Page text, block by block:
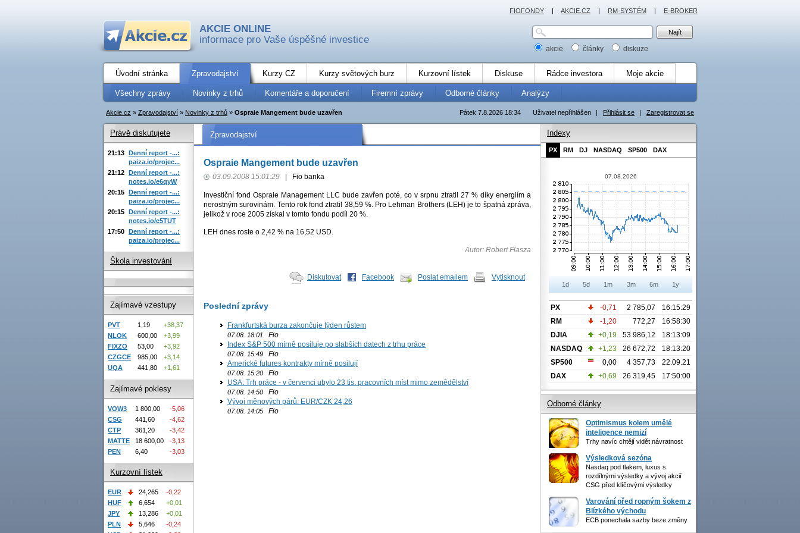
AKCIE ONLINE
informace pro Vaše úspěšné investice
akcie články diskuze
Úvodní stránka Zpravodajství Kurzy CZ Kurzy světových burz Kurzovní lístek Diskuse Rádce investora Moje akcie
Všechny zprávy Novinky z trhů Komentáře a doporučení Firemní zprávy Odborné články Analýzy
Uživatel nepřihlášen | Přihlásit se | Zaregistrovat se
Pátek 7.8.2026 18:34
Akcie.cz » Zpravodajství » Novinky z trhů » Ospraie Mangement bude uzavřen
Zpravodajství
Ospraie Mangement bude uzavřen
03.09.2008 15:01:29 Fio banka
Investiční fond Ospraie Management LLC bude zavřen poté, co v srpnu ztratil 27 % díky energiím a
nerostným surovinám. Tento rok fond ztratil 38,59 %. Pro Lehman Brothers (LEH) je to špatná zpráva,
jelikož v roce 2005 získal v tomto fondu podíl 20 %.
LEH dnes roste o 2,42 % na 16,52 USD.
Autor: Robert Flasza
Diskutovat Facebook Poslat emailem Vytisknout
Poslední zprávy
Frankfurtská burza zakončuje týden růstem
07.08. 18:01
Fio
Index S&P 500 mírně posiluje po slabších datech z trhu práce
07.08. 15:49 Fio
Americké futures kontrakty mírně posilují
07.08. 15:20 Fio
USA: Trh práce - v červenci ubylo 23 tis. pracovních míst mimo zemědělství
07.08. 14:50 Fio
Vývoj měnových párů: EUR/CZK 24,26
07.08. 14:05 Fio
Právě diskutujete
21:13 Denní report -...:
paiza.io/projec...
21:12 Denní report -...:
notes.io/e6qyW
20:15 Denní report -...:
paiza.io/projec...
20:15 Denní report -...:
notes.io/e5TUT
17:50 Denní report -...:
paiza.io/projec...
Škola investování
Zajímavé vzestupy
PVT 1,19
+38,37
NLOK
600,00
+3,99
FIXZO
53,00
+3,92
CZGCE
985,00
+3,14
UQA
441,80 +1,61
Zajímavé poklesy
VOW3 1 800,00
-5,06
CSG
441,60
-4,62
CTP
361,20
-3,42
MATTE
18 600,00
-3,13
PEN
6,40 -3,03
Kurzovní lístek
EUR 24,265
-0,22
HUF
6,654
+0,01
JPY
13,286
+0,01
PLN
5,646
-0,24
Indexy
PX RM DJ NASDAQ SP500 DAX
07.08.2026
1d 5d 1m 3m 6m 1y
PX -0,71 2 785,07
16:15:29
RM
-1,20 772,27
16:58:30
DJIA
+0,19 53 986,12
18:13:09
NASDAQ
+1,23 26 672,72
18:13:20
SP500
0,00 4 357,73
22.09.21
DAX
+0,69 26 319,45 17:50:00
Odborné články
Optimismus kolem umělé
inteligence nemizí
Trhy navíc chtějí vidět návratnost
Výsledková sezóna
Nasdaq pod tlakem, luxus s
rozdílnými výsledky a vývoj akcií
CSG před klíčovými výsledky
Varování před ropným šokem z
Blízkého východu
ECB ponechala sazby beze změny
FIOFONDY | AKCIE.CZ | RM-SYSTÉM | E-BROKER